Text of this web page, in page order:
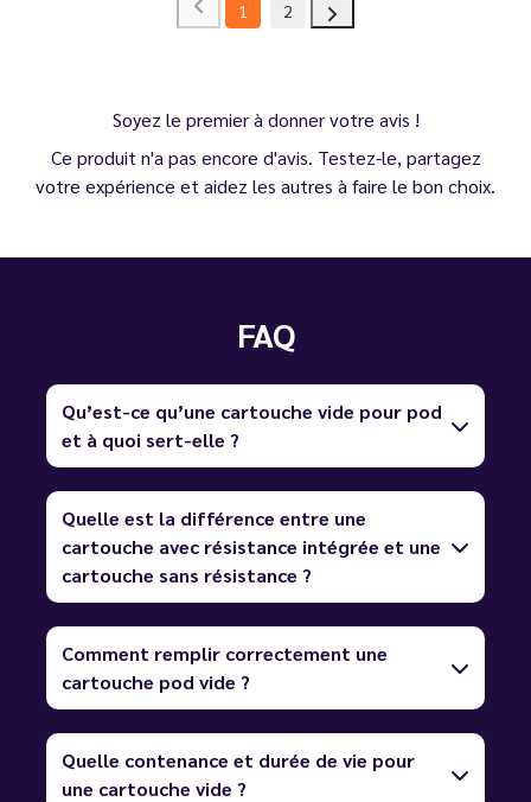
1 2
Soyez le premier à donner votre avis !
Ce produit n'a pas encore d'avis. Testez-le, partagez
votre expérience et aidez les autres à faire le bon choix.
FAQ
Qu’est-ce qu’une cartouche vide pour pod
et à quoi sert-elle ?
Quelle est la différence entre une
cartouche avec résistance intégrée et une
cartouche sans résistance ?
Comment remplir correctement une
cartouche pod vide ?
Quelle contenance et durée de vie pour
une cartouche vide ?